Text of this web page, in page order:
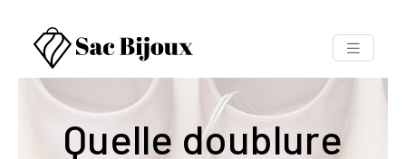
Quelle doublure